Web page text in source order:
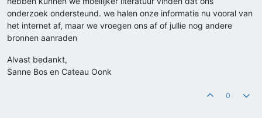
onderzoek ondersteund. we halen onze informatie nu vooral van
het internet af, maar we vroegen ons af of jullie nog andere
bronnen aanraden
Alvast bedankt,
Sanne Bos en Cateau Oonk
0